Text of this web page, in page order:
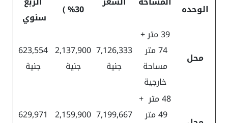
الوحده
30% )
سنوي
محل
39 متر +
74 متر
مساحة
خارجية
7,126,333
جنية
2,137,900
جنية
623,554
جنية
48 متر +
49 متر
7,199,667
2,159,900
629,971